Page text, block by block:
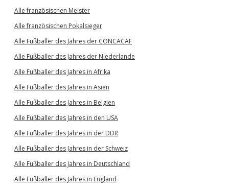
Alle französischen Meister
Alle französischen Pokalsieger
Alle Fußballer des Jahres der CONCACAF
Alle Fußballer des Jahres der Niederlande
Alle Fußballer des Jahres in Afrika
Alle Fußballer des Jahres in Asien
Alle Fußballer des Jahres in Belgien
Alle Fußballer des Jahres in den USA
Alle Fußballer des Jahres in der DDR
Alle Fußballer des Jahres in der Schweiz
Alle Fußballer des Jahres in Deutschland
Alle Fußballer des Jahres in England